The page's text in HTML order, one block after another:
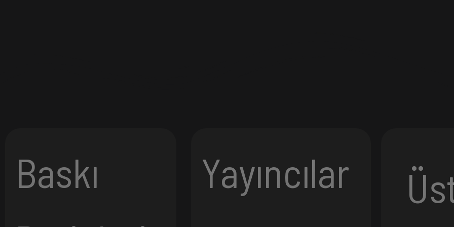
Baskı
Yayıncılar